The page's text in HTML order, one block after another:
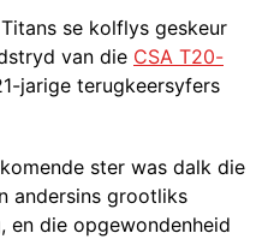
se kolflys geskeur
van die CSA T20-
jarige terugkeersyfers
ster was dalk die
andersins grootliks
en die opgewondenheid